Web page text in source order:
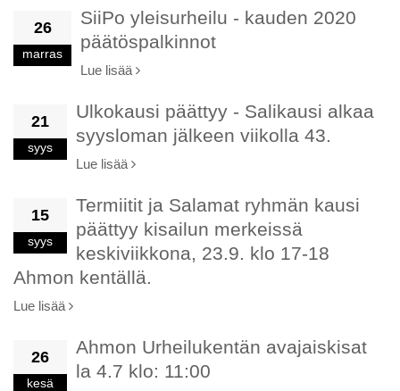
26
marras
SiiPo yleisurheilu - kauden 2020
päätöspalkinnot
Lue lisää
21
syys
Ulkokausi päättyy - Salikausi alkaa
syysloman jälkeen viikolla 43.
Lue lisää
15
syys
Termiitit ja Salamat ryhmän kausi
päättyy kisailun merkeissä
keskiviikkona, 23.9. klo 17-18
Ahmon kentällä.
Lue lisää
26
kesä
Ahmon Urheilukentän avajaiskisat
la 4.7 klo: 11:00